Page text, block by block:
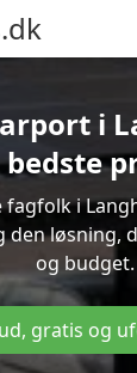
i
bedste
i
løsning,
og budget.
gratis og